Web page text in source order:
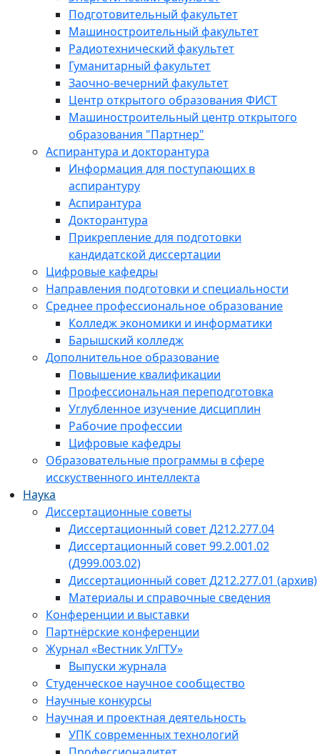
Подготовительный факультет
Машиностроительный факультет
Радиотехнический факультет
Гуманитарный факультет
Заочно-вечерний факультет
Центр открытого образования ФИСТ
Машиностроительный центр открытого
образования "Партнер"
Аспирантура и докторантура
Информация для поступающих в
аспирантуру
Аспирантура
Докторантура
Прикрепление для подготовки
кандидатской диссертации
Цифровые кафедры
Направления подготовки и специальности
Среднее профессиональное образование
Колледж экономики и информатики
Барышский колледж
Дополнительное образование
Повышение квалификации
Профессиональная переподготовка
Углубленное изучение дисциплин
Рабочие профессии
Цифровые кафедры
Образовательные программы в сфере
исскуственного интеллекта
Наука
Диссертационные советы
Диссертационный совет Д212.277.04
Диссертационный совет 99.2.001.02
(Д999.003.02)
Диссертационный совет Д212.277.01 (архив)
Материалы и справочные сведения
Конференции и выставки
Партнёрские конференции
Журнал «Вестник УлГТУ»
Выпуски журнала
Студенческое научное сообщество
Научные конкурсы
Научная и проектная деятельность
УПК современных технологий